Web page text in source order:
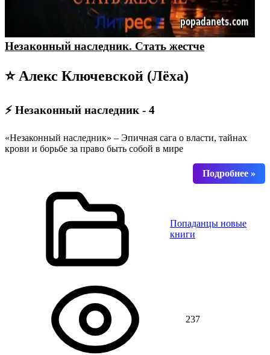
Незаконный наследник. Стать жестче
⭐ Алекс Ключевской (Лёха)
⚡ Незаконный наследник - 4
«Незаконный наследник» – Эпичная сага о власти, тайнах
крови и борьбе за право быть собой в мире
Попаданцы новые
книги
237